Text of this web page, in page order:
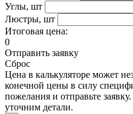
Углы, шт
Люстры, шт
Итоговая цена:
0
Отправить заявку
Сброс
Цена в калькуляторе может
конечной цены в силу
пожелания и отправьте
уточним детали.